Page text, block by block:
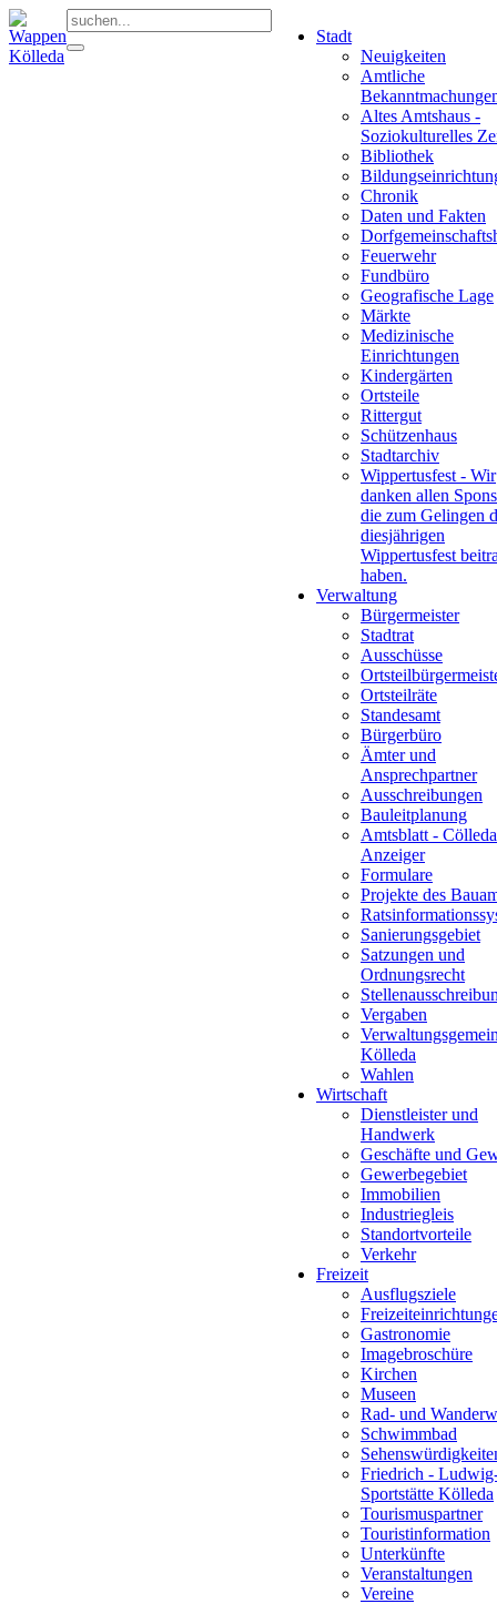
Stadt
Neuigkeiten
Amtliche
Altes Amtshaus -
Soziokulturelles
Bibliothek
Chronik
Daten und Fakten
Feuerwehr
Fundbüro
Geografische Lage
Märkte
Medizinische
Einrichtungen
Kindergärten
Ortsteile
Rittergut
Schützenhaus
Stadtarchiv
Wippertusfest - Wir
danken allen
die zum Gelingen
diesjährigen
Wippertusfest
haben.
Verwaltung
Bürgermeister
Stadtrat
Ausschüsse
Ortsteilräte
Standesamt
Bürgerbüro
Ämter und
Ansprechpartner
Ausschreibungen
Bauleitplanung
Amtsblatt -
Anzeiger
Formulare
Projekte des
Sanierungsgebiet
Satzungen und
Ordnungsrecht
Vergaben
Kölleda
Wahlen
Wirtschaft
Dienstleister und
Handwerk
Geschäfte und
Gewerbegebiet
Immobilien
Industriegleis
Standortvorteile
Verkehr
Freizeit
Ausflugsziele
Gastronomie
Imagebroschüre
Kirchen
Museen
Rad- und
Schwimmbad
Friedrich -
Sportstätte Kölleda
Tourismuspartner
Touristinformation
Unterkünfte
Veranstaltungen
Vereine